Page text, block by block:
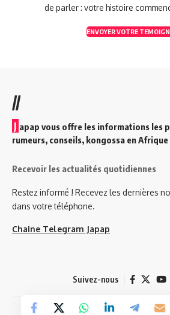
de parler : votre histoire
ENVOYER VOTRE
//
J apap vous offre les informations les
rumeurs, conseils, kongossa en
Recevoir les actualités quotidiennes
Restez informé ! Recevez les dernières
dans votre téléphone.
Chaine Telegram Japap
Suivez-nous
© 2026 Japap Info. Tous droits